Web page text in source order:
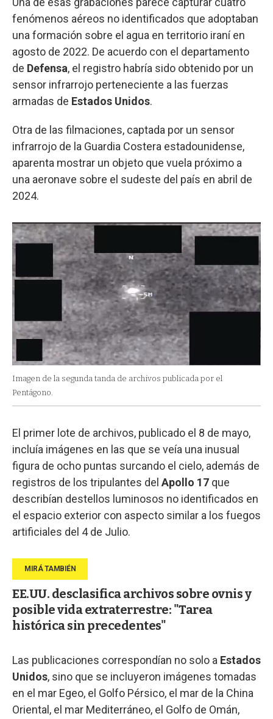
fenómenos aéreos no identificados que adoptaban
una formación sobre el agua en territorio iraní en
agosto de 2022. De acuerdo con el departamento
de Defensa, el registro habría sido obtenido por un
sensor infrarrojo perteneciente a las fuerzas
armadas de Estados Unidos.
Otra de las filmaciones, captada por un sensor
infrarrojo de la Guardia Costera estadounidense,
aparenta mostrar un objeto que vuela próximo a
una aeronave sobre el sudeste del país en abril de
2024.
Imagen de la segunda tanda de archivos publicada por el
Pentágono.
El primer lote de archivos, publicado el 8 de mayo,
incluía imágenes en las que se veía una inusual
figura de ocho puntas surcando el cielo, además de
registros de los tripulantes del Apollo 17 que
describían destellos luminosos no identificados en
el espacio exterior con aspecto similar a los fuegos
artificiales del 4 de Julio.
EE.UU. desclasifica archivos sobre ovnis y
posible vida extraterrestre: "Tarea
histórica sin precedentes"
Las publicaciones correspondían no solo a Estados
Unidos, sino que se incluyeron imágenes tomadas
en el mar Egeo, el Golfo Pérsico, el mar de la China
Oriental, el mar Mediterráneo, el Golfo de Omán,